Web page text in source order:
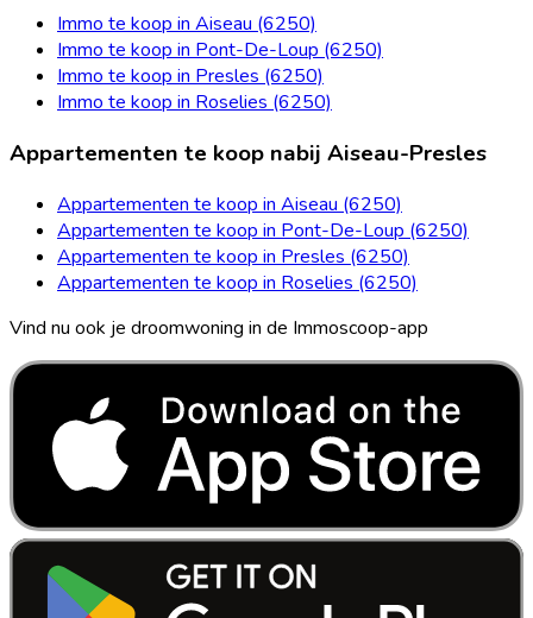
Immo te koop in Aiseau (6250)
Immo te koop in Pont-De-Loup (6250)
Immo te koop in Presles (6250)
Immo te koop in Roselies (6250)
Appartementen te koop nabij Aiseau-Presles
Appartementen te koop in Aiseau (6250)
Appartementen te koop in Pont-De-Loup (6250)
Appartementen te koop in Presles (6250)
Appartementen te koop in Roselies (6250)
Vind nu ook je droomwoning in de Immoscoop-app